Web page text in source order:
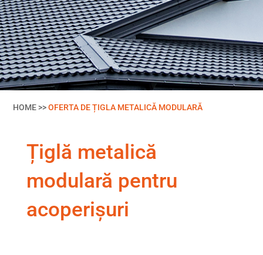
HOME >>OFERTA DE ȚIGLA METALICĂ MODULARĂ
Țiglă metalică
modulară pentru
acoperișuri